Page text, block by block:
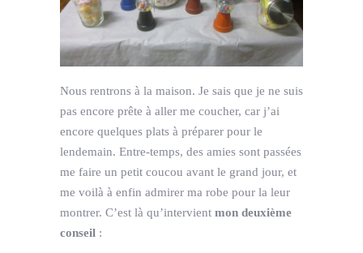
Nous rentrons à la maison. Je sais que je ne suis
pas encore prête à aller me coucher, car j’ai
encore quelques plats à préparer pour le
lendemain. Entre-temps, des amies sont passées
me faire un petit coucou avant le grand jour, et
me voilà à enfin admirer ma robe pour la leur
montrer. C’est là qu’intervient mon deuxième
conseil :